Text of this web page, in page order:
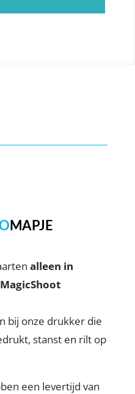
MAPJE
alleen in
bij onze drukker die
stanst en rilt op
een levertijd van